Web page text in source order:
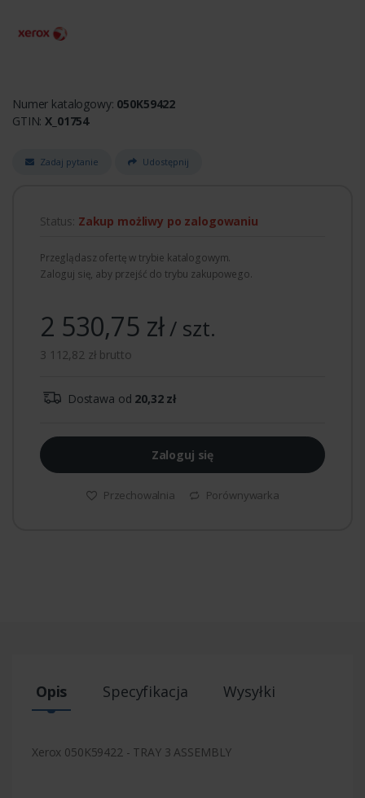
Numer katalogowy: 050K59422
GTIN:X_01754
Zadaj pytanie Udostępnij
Status: Zakup możliwy po zalogowaniu
Przeglądasz ofertę w trybie katalogowym.
Zaloguj się, aby przejść do trybu zakupowego.
2 530,75 zł/ szt.
3 112,82 zł brutto
Dostawa od 20,32 zł
Zaloguj się
Przechowalnia Porównywarka
Opis Specyfikacja Wysyłki
Xerox 050K59422 - TRAY 3 ASSEMBLY